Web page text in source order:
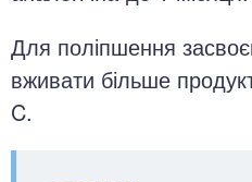
Для поліпшення
вживати більше
C.